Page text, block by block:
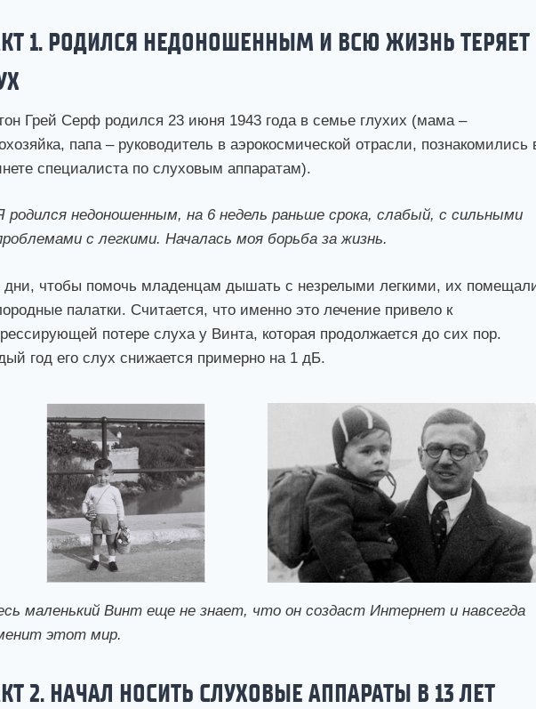
1. РОДИЛСЯ НЕДОНОШЕННЫМ И ВСЮ ЖИЗНЬ ТЕРЯЕТ
Грей Серф родился 23 июня 1943 года в семье глухих (мама –
папа – руководитель в аэрокосмической отрасли, познакомились
специалиста по слуховым аппаратам).
родился недоношенным, на 6 недель раньше срока, слабый, с сильными
с легкими. Началась моя борьба за жизнь.
дни, чтобы помочь младенцам дышать с незрелыми легкими, их
палатки. Считается, что именно это лечение привело к
потере слуха у Винта, которая продолжается до сих пор.
год его слух снижается примерно на 1 дБ.
маленький Винт еще не знает, что он создаст Интернет и навсегда
этот мир.
2. НАЧАЛ НОСИТЬ СЛУХОВЫЕ АППАРАТЫ В 13 ЛЕТ